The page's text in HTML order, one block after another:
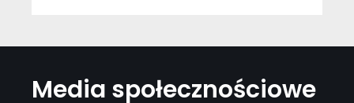
Media społecznościowe